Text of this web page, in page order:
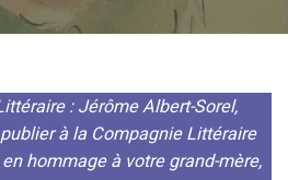
: Jérôme Albert-Sorel,
à la Compagnie Littéraire
hommage à votre grand-mère,